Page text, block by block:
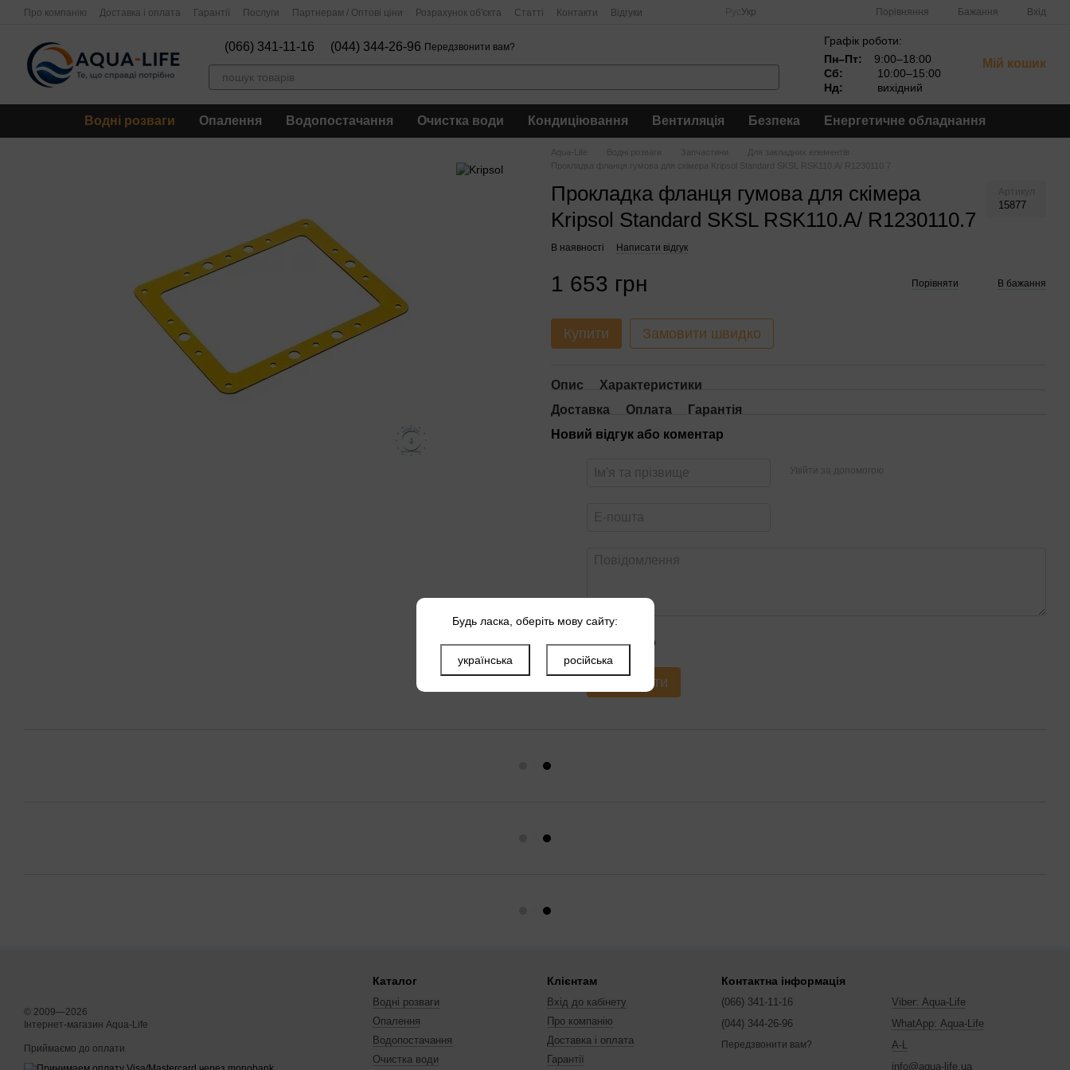
Перейти до основного контенту
Про компанію Доставка і оплата Гарантії Послуги Партнерам / Оптові ціни Розрахунок об'єкта Статті Контакти Відгуки Укр Порівняння Бажання Вхід
(066) 341-11-16 (044) 344-26-96 Передзвонити вам?
Графік роботи:
Пн–Пт:
9:00–18:00
Сб:
10:00–15:00
Нд:
вихідний
Мій кошик
Водні розваги Опалення Водопостачання Очистка води Кондиціювання Вентиляція Безпека Енергетичне обладнання
Aqua-Life Водні розваги Запчастини
Для закладних елементів
Прокладка фланця гумова для скімера Kripsol Standard SKSL RSK110.A/ R1230110.7
Прокладка фланця гумова для скімера
Kripsol Standard SKSL RSK110.A/ R1230110.7
15877
В наявності Написати відгук
1 653 грн Порівняти В бажання
Купити Замовити швидко
Опис
Характеристики
Доставка
Оплата
Гарантія
Новий відгук або коментар
Увійти за допомогою
Оцініть товар
Надіслати
© 2009—2026
Інтернет-магазин Aqua-Life
Приймаємо до оплати
Каталог
Водні розваги
Опалення
Водопостачання
Очистка води
Клієнтам
Вхід до кабінету
Про компанію
Доставка і оплата
Гарантії
Контактна інформація
(066) 341-11-16
(044) 344-26-96
Передзвонити вам?
Viber: Aqua-Life
WhatApp: Aqua-Life
A-L
info@aqua-life.ua
Будь ласка, оберіть мову сайту:
українська російська